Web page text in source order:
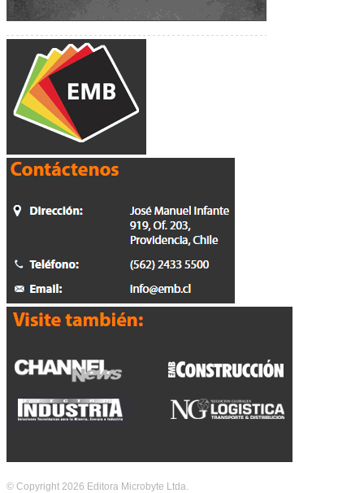
© Copyright 2026 Editora Microbyte Ltda.